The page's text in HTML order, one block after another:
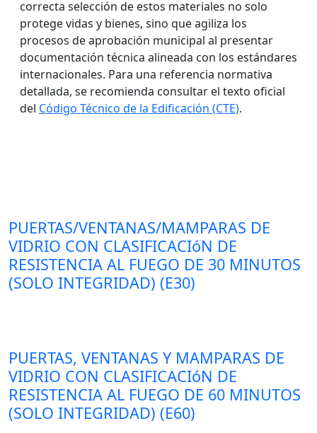
correcta selección de estos materiales no solo
protege vidas y bienes, sino que agiliza los
procesos de aprobación municipal al presentar
documentación técnica alineada con los estándares
internacionales. Para una referencia normativa
detallada, se recomienda consultar el texto oficial
del Código Técnico de la Edificación (CTE).
PUERTAS/VENTANAS/MAMPARAS DE
VIDRIO CON CLASIFICACIóN DE
RESISTENCIA AL FUEGO DE 30 MINUTOS
(SOLO INTEGRIDAD) (E30)
PUERTAS, VENTANAS Y MAMPARAS DE
VIDRIO CON CLASIFICACIóN DE
RESISTENCIA AL FUEGO DE 60 MINUTOS
(SOLO INTEGRIDAD) (E60)